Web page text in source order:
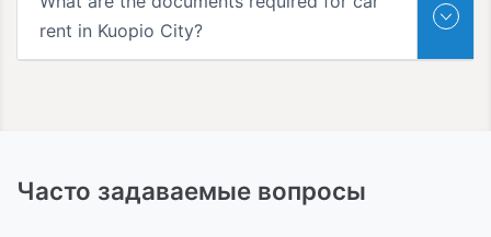
rent in Kuopio City?
Часто задаваемые вопросы